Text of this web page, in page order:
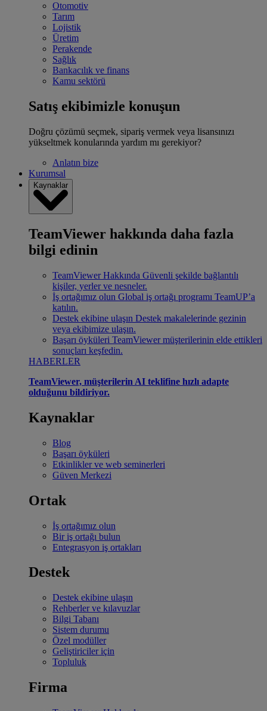
Otomotiv
Tarım
Lojistik
Üretim
Perakende
Sağlık
Bankacılık ve finans
Kamu sektörü
Satış ekibimizle konuşun
Doğru çözümü seçmek, sipariş vermek veya lisansınızı
yükseltmek konularında yardım mı gerekiyor?
Anlatın bize
Kurumsal
Kaynaklar
TeamViewer hakkında daha fazla
bilgi edinin
TeamViewer Hakkında Güvenli şekilde bağlantılı
kişiler, yerler ve nesneler.
İş ortağımız olun Global iş ortağı programı TeamUP’a
katılın.
Destek ekibine ulaşın Destek makalelerinde gezinin
veya ekibimize ulaşın.
Başarı öyküleri TeamViewer müşterilerinin elde ettikleri
sonuçları keşfedin.
HABERLER
TeamViewer, müşterilerin AI teklifine hızlı adapte
olduğunu bildiriyor.
Kaynaklar
Blog
Başarı öyküleri
Etkinlikler ve web seminerleri
Güven Merkezi
Ortak
İş ortağımız olun
Bir iş ortağı bulun
Entegrasyon iş ortakları
Destek
Destek ekibine ulaşın
Rehberler ve kılavuzlar
Bilgi Tabanı
Sistem durumu
Özel modüller
Geliştiriciler için
Topluluk
Firma